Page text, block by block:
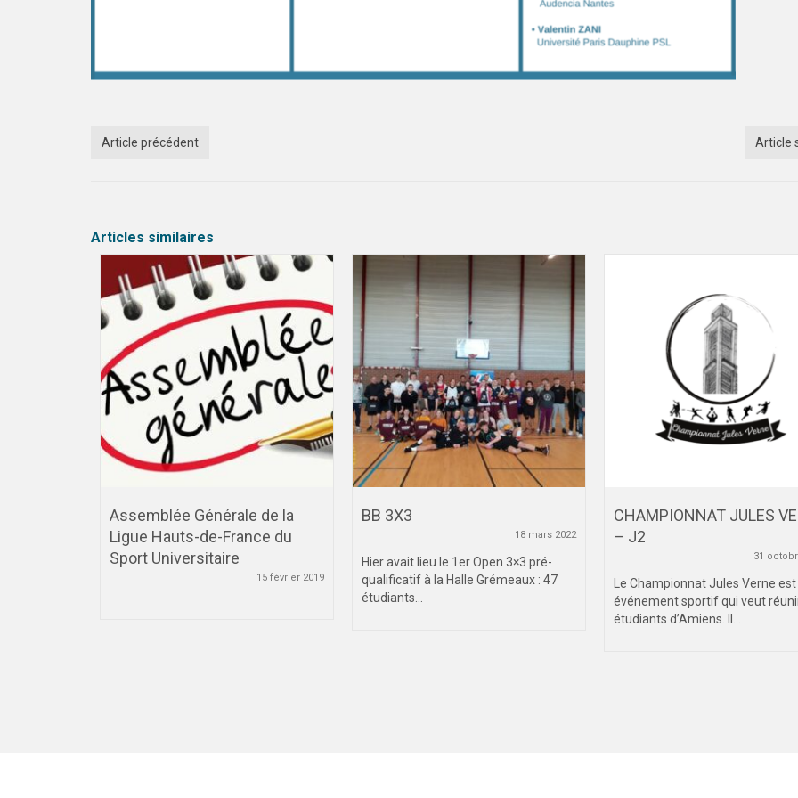
Article précédent Article
Articles similaires
Assemblée Générale de la
Ligue Hauts-de-France du
Sport Universitaire
15 février 2019
BB 3X3
18 mars 2022
Hier avait lieu le 1er Open 3×3 pré-
qualificatif à la Halle Grémeaux : 47
étudiants...
CHAMPIONNAT JULES
– J2
31
Le Championnat Jules Verne est
événement sportif qui veut
étudiants d’Amiens. Il...